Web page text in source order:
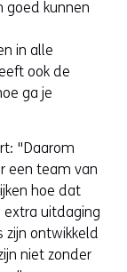
goed kunnen
in alle
ook de
ga je
"Daarom
een team van
hoe dat
extra uitdaging
zijn ontwikkeld
niet zonder